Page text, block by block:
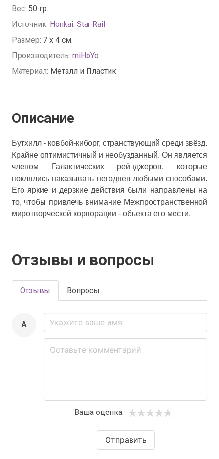
Вес: 50 гр.
Источник: Honkai: Star Rail
Размер: 7 x 4 см.
Производитель: miHoYo
Материал: Металл и Пластик
Описание
Бутхилл - ковбой-киборг, странствующий среди звёзд.
Крайне оптимистичный и необузданный. Он является
членом Галактических рейнджеров, которые
поклялись наказывать негодяев любыми способами.
Его яркие и дерзкие действия были направлены на
то, чтобы привлечь внимание Межпространственной
миротворческой корпорации - объекта его мести.
Отзывы и вопросы
Отзывы Вопросы
A
Ваша оценка:
Отправить